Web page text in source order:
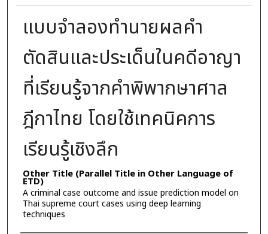
แบบจำลองทำนายผลคำ
ตัดสินและประเด็นในคดีอาญา
ที่เรียนรู้จากคำพิพากษาศาล
ฎีกาไทย โดยใช้เทคนิคการ
เรียนรู้เชิงลึก
Other Title (Parallel Title in Other Language of
ETD)
A criminal case outcome and issue prediction model on
Thai supreme court cases using deep learning
techniques